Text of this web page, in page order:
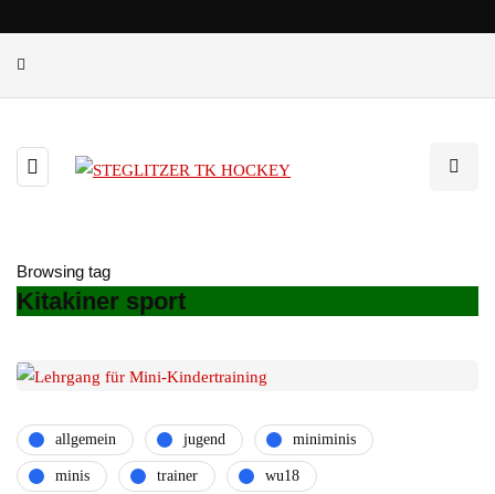
Browsing tag
Kitakiner sport
allgemein jugend miniminis
minis trainer wu18